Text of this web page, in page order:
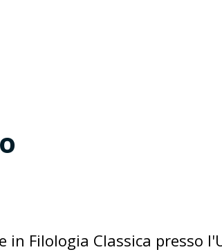
in Filologia Classica presso